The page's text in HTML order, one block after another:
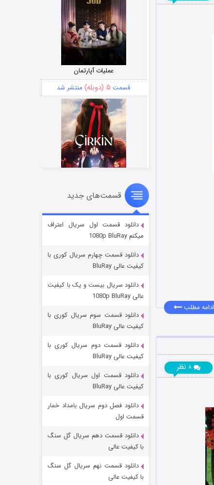
ادامه مطلب
۸ نظر
عملیات آپارتمان
قسمت ۵ (دوبله) منتشر شد
سریال زشت
قسمت۲ (زیرنویس) منتشر شد
مردگان متحرک: شهر مرده ۳
شکست استوارت در نجات جهان
قسمت ۷ (زیرنویس) منتشر شد
قسمت‌های جدید
دانلود قسمت اول سریال اعتراف
میکنم 1080p BluRay
دانلود قسمت چهارم سریال کوری با
کیفیت عالی BluRay
دانلود سریال بیست و یک با کیفیت
عالی 1080p BluRay
دانلود قسمت سوم سریال کوری با
کیفیت عالی BluRay
دانلود قسمت دوم سریال کوری با
کیفیت عالی BluRay
دانلود قسمت اول سریال کوری با
کیفیت عالی BluRay
دانلود فصل دوم سریال بامداد خمار
قسمت اول
دانلود قسمت دهم سریال گل سنگ
با کیفیت عالی
دانلود قسمت نهم سریال گل سنگ
با کیفیت عالی